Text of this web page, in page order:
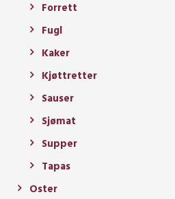
Forrett
Fugl
Kaker
Kjøttretter
Sauser
Sjømat
Supper
Tapas
Oster